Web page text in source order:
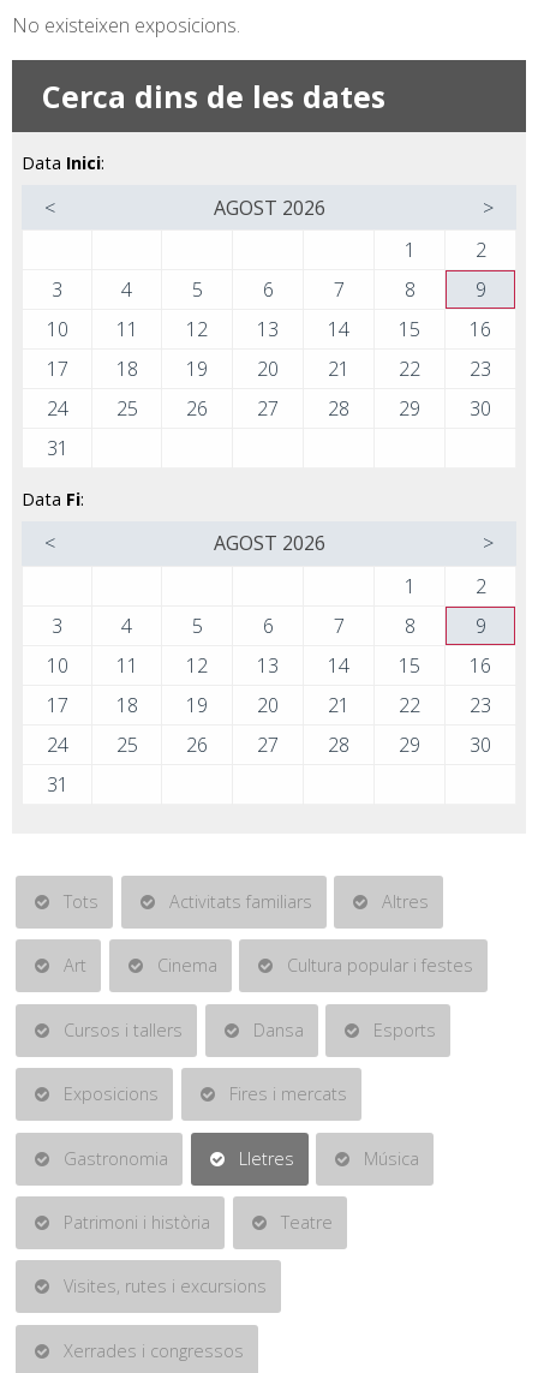
No existeixen exposicions.
Cerca dins de les dates
Data Inici:
< >
AGOST 2026
1
2
3
4 5 6 7 8
9
10
11 12 13 14 15
16
17
18 19 20 21 22
23
24
25 26 27 28 29
30
31
Data Fi:
< >
AGOST 2026
1
2
3
4 5 6 7 8
9
10
11 12 13 14 15
16
17
18 19 20 21 22
23
24
25 26 27 28 29
30
31
Tots Activitats familiars Altres
Art Cinema Cultura popular i festes
Cursos i tallers Dansa Esports
Exposicions Fires i mercats
Gastronomia Lletres Música
Patrimoni i història Teatre
Visites, rutes i excursions
Xerrades i congressos